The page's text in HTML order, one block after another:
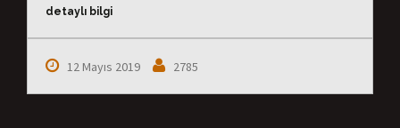
detaylı bilgi
12 Mayıs 2019 2785